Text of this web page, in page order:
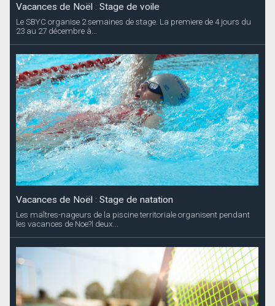
Vacances de Noël : Stage de voile
Le SBYC organise 2 semaines de stage. La premiere de 4 jours du
23 au 27 décembre à...
Vacances de Noël : Stage de natation
Les maîtres-nageurs de la piscine territoriale organisent pendant
les vacances de Noe?l deux...